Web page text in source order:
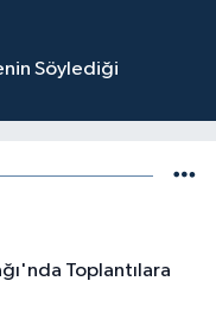
Söylediği
Toplantılara